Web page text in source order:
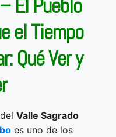
El Pueblo
el Tiempo
Qué Ver y
Valle Sagrado
es uno de los